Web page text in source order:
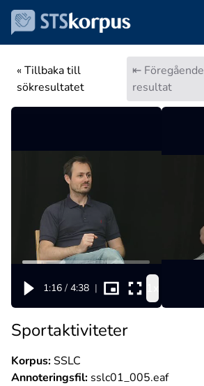
« Tillbaka till
sökresultatet
⇤ Föregående
resultat
1:16 / 4:38 |
Sportaktiviteter
Korpus:SSLC
Annoteringsfil: sslc01_005.eaf